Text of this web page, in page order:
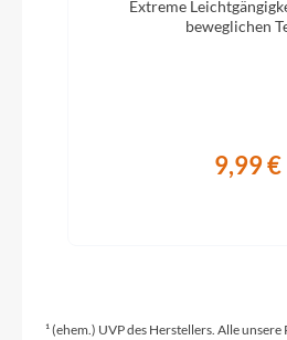
Rahmentyp
Extreme
beweglichen
9,99 €
¹ (ehem.) UVP des Herstellers. Alle